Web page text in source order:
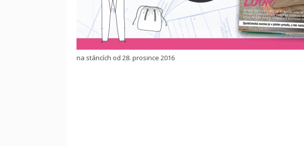
na stáncích od 28. prosince 2016